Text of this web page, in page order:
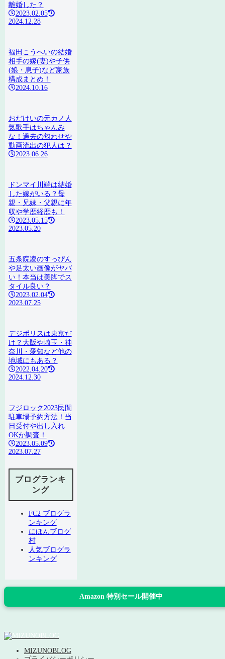
離婚した？
2023.02.05
2024.12.28
福田こうへいの結婚
相手の嫁(妻)や子供
(娘・息子)など家族
構成まとめ！
2024.10.16
おだけいの元カノ人
気歌手はちゃんみ
な！過去の匂わせや
動画流出の犯人は？
2023.06.26
ドンマイ川端は結婚
した嫁がいる？母
親・兄妹・父親に年
収や学歴経歴も！
2023.05.15
2023.05.20
五条院凌のすっぴん
や足太い画像がヤバ
い！本当は美脚でス
タイル良い？
2023.02.04
2023.07.25
デジポリスは東京だ
け？大阪や埼玉・神
奈川・愛知など他の
地域にもある？
2022.04.20
2024.12.30
フジロック2023民間
駐車場予約方法！当
日受付や出し入れ
OKか調査！
2023.05.09
2023.07.27
ブログランキ
ング
FC2 ブログラ
ンキング
にほんブログ
村
人気ブログラ
ンキング
Amazon 特別セール開催中
MIZUNOBLOG